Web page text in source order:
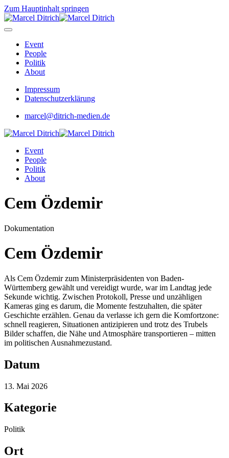
Zum Hauptinhalt springen
Event
People
Politik
About
Impressum
Datenschutzerklärung
marcel@ditrich-medien.de
Event
People
Politik
About
Cem Özdemir
Dokumentation
Cem Özdemir
Als Cem Özdemir zum Ministerpräsidenten von Baden-
Württemberg gewählt und vereidigt wurde, war im Landtag jede
Sekunde wichtig. Zwischen Protokoll, Presse und unzähligen
Kameras ging es darum, die Momente festzuhalten, die später
Geschichte erzählen. Genau da verlasse ich gern die Komfortzone:
schnell reagieren, Situationen antizipieren und trotz des Trubels
Bilder schaffen, die Nähe und Atmosphäre transportieren – mitten
im politischen Ausnahmezustand.
Datum
13. Mai 2026
Kategorie
Politik
Ort